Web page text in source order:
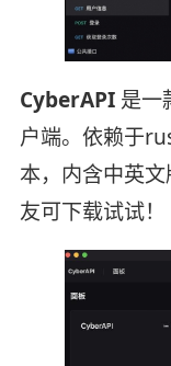
CyberAPI 是一
户端。依赖于
本，内含中英
友可下载试试！